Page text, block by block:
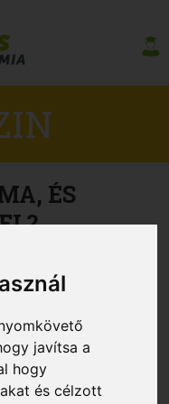
javítsa a
hogy
és célzott
ÉS